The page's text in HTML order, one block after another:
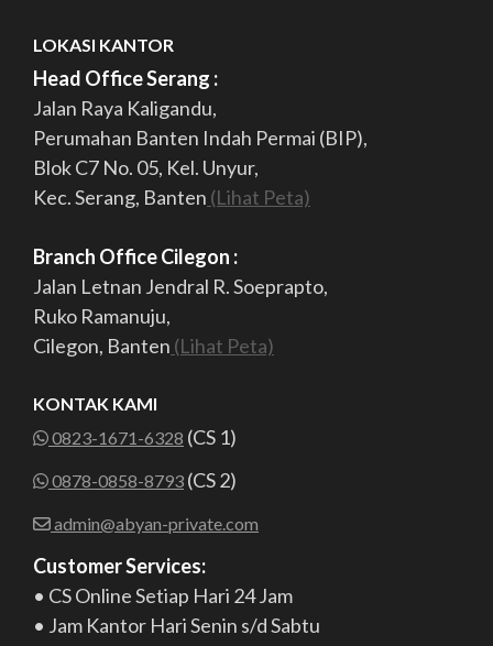
LOKASI KANTOR
Head Office Serang :
Jalan Raya Kaligandu,
Perumahan Banten Indah Permai (BIP),
Blok C7 No. 05, Kel. Unyur,
Kec. Serang, Banten (Lihat Peta)
Branch Office Cilegon :
Jalan Letnan Jendral R. Soeprapto,
Ruko Ramanuju,
Cilegon, Banten (Lihat Peta)
KONTAK KAMI
0823-1671-6328 (CS 1)
0878-0858-8793 (CS 2)
admin@abyan-private.com
Customer Services:
• CS Online Setiap Hari 24 Jam
• Jam Kantor Hari Senin s/d Sabtu